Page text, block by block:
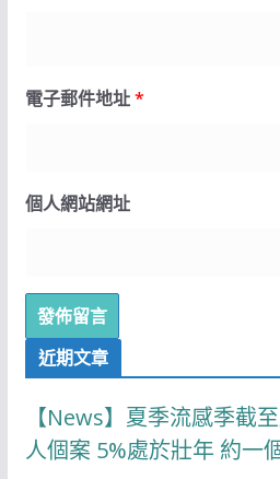
電子郵件地址*
個人網站網址
近期文章
【News】夏季流感季截
人個案 5%處於壯年 約一